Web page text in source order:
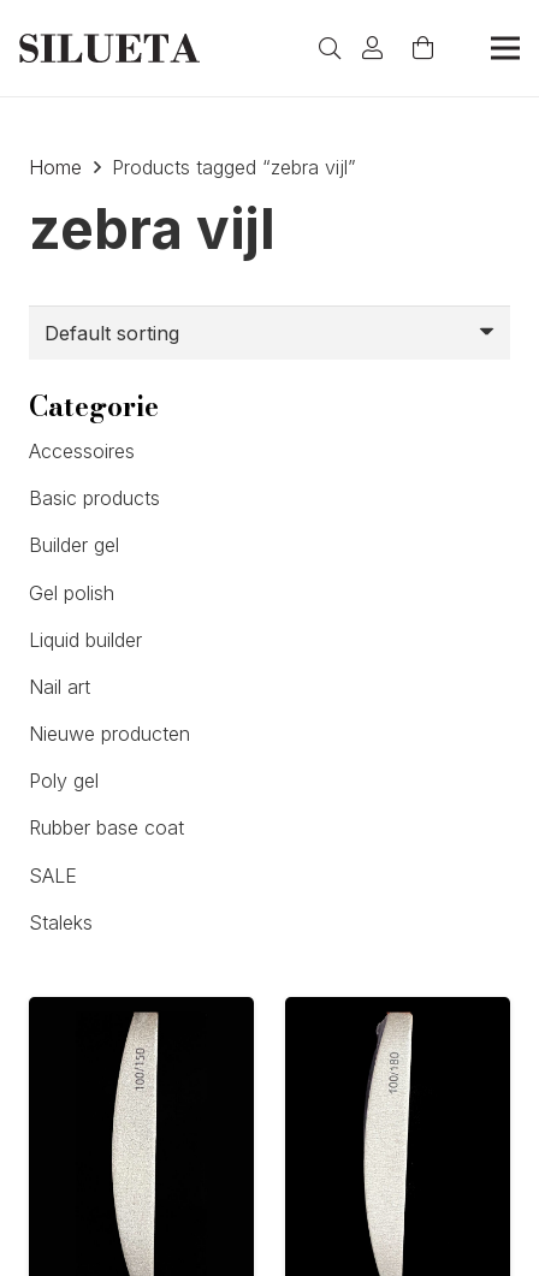
Home Products tagged “zebra vijl”
zebra vijl
Categorie
Accessoires
Basic products
Builder gel
Gel polish
Liquid builder
Nail art
Nieuwe producten
Poly gel
Rubber base coat
SALE
Staleks